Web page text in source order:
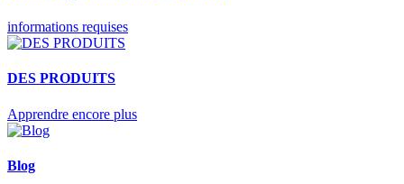
informations requises
DES PRODUITS
Apprendre encore plus
Blog